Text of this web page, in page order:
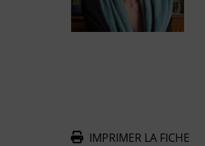
IMPRIMER LA FICHE